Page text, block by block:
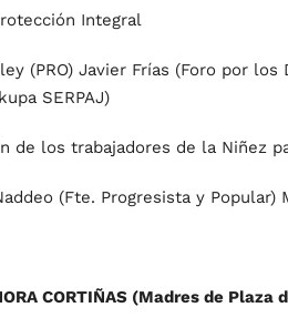
Integral
(PRO) Javier Frías (Foro por
SERPAJ)
de los trabajadores de la Niñez
(Fte. Progresista y Popular)
CORTIÑAS (Madres de